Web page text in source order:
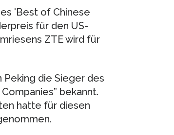
'Best of Chinese
für den US-
ZTE wird für
die Sieger des
bekannt.
hatte für diesen